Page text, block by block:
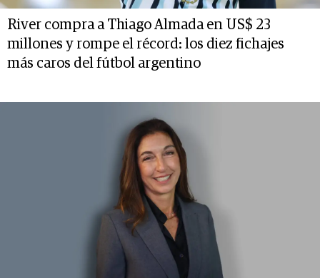
River compra a Thiago Almada en US$ 23
millones y rompe el récord: los diez fichajes
más caros del fútbol argentino